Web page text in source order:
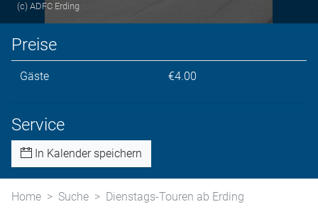
(c) ADFC Erding
Preise
Gäste €4.00
Service
In Kalender speichern
Home Suche
Dienstags-Touren ab Erding